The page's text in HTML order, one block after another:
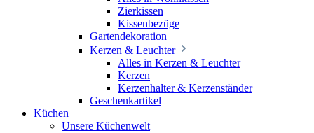
Zierkissen
Kissenbezüge
Gartendekoration
Kerzen & Leuchter
Alles in Kerzen & Leuchter
Kerzen
Kerzenhalter & Kerzenständer
Geschenkartikel
Küchen
Unsere Küchenwelt